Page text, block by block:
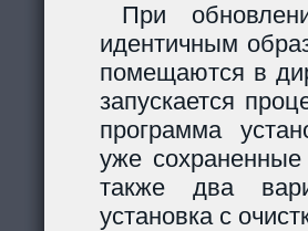
При
идентичным
помещаются в
запускается
программа
уже
также два
установка с